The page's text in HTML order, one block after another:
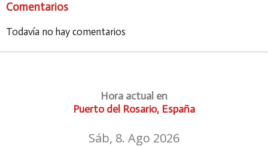
Comentarios
Todavía no hay comentarios
Hora actual en
Puerto del Rosario, España